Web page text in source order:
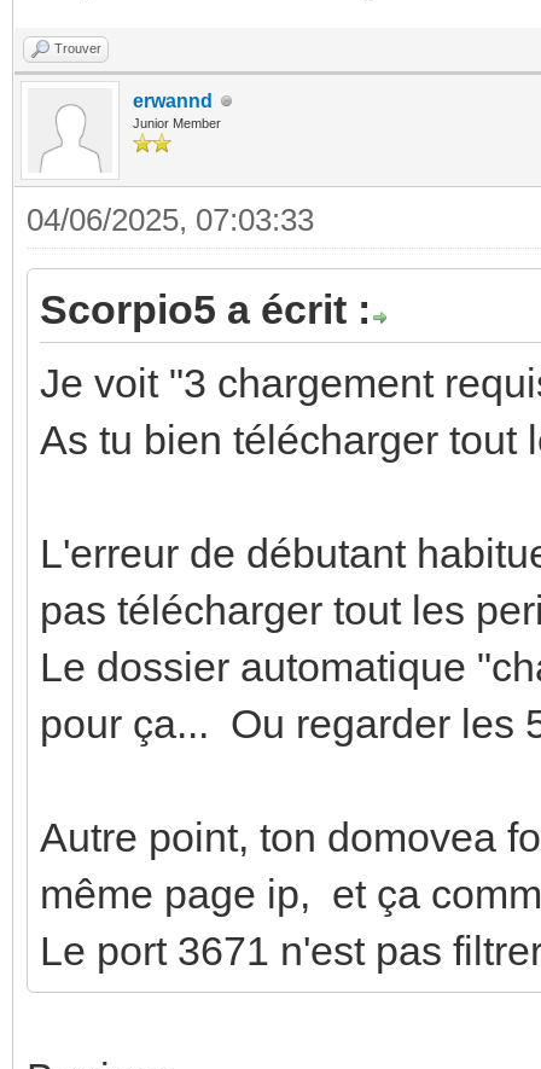
Trouver
erwannd
Junior Member
04/06/2025, 07:03:33
Scorpio5 a écrit :
Je voit "3 chargement
As tu bien télécharger tout
L'erreur de débutant
pas télécharger tout les
Le dossier automatique
pour ça... Ou regarder les
Autre point, ton domovea
même page ip, et ça
Le port 3671 n'est pas